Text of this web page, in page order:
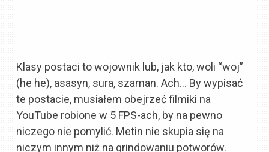
Klasy postaci to wojownik lub, jak kto, woli “woj”
(he he), asasyn, sura, szaman. Ach… By wypisać
te postacie, musiałem obejrzeć filmiki na
YouTube robione w 5 FPS-ach, by na pewno
niczego nie pomylić. Metin nie skupia się na
niczym innym niż na grindowaniu potworów.